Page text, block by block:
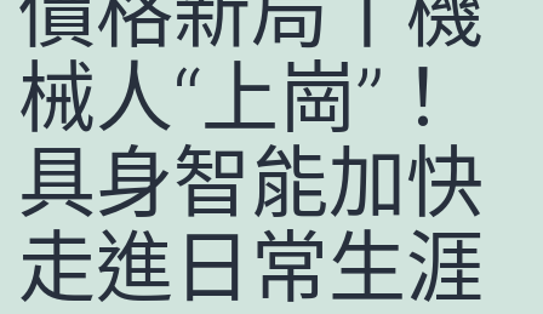
械人“上崗”！
具身智能加快
走進日常生涯